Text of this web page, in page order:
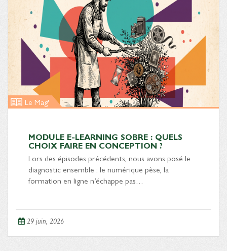
Le Mag'
MODULE E-LEARNING SOBRE : QUELS
CHOIX FAIRE EN CONCEPTION ?
Lors des épisodes précédents, nous avons posé le
diagnostic ensemble : le numérique pèse, la
formation en ligne n’échappe pas…
29 juin, 2026